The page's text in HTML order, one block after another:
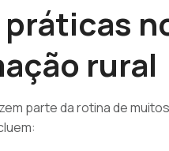
rural
parte da rotina de muitos